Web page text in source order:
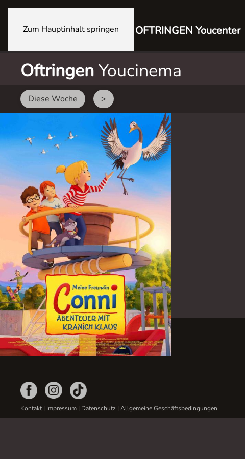
Zum Hauptinhalt springen OFTRINGEN Youcenter
OftringenYoucinema
Diese Woche >
Kontakt| Impressum | Datenschutz | Allgemeine Geschäftsbedingungen